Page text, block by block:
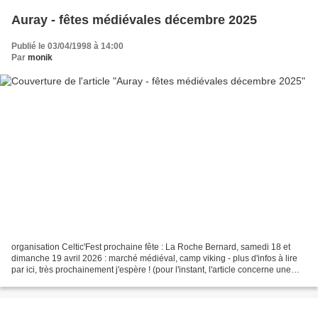
Auray - fêtes médiévales décembre 2025
Publié le 03/04/1998 à 14:00
Par monik
organisation Celtic'Fest prochaine fête : La Roche Bernard, samedi 18 et
dimanche 19 avril 2026 : marché médiéval, camp viking - plus d'infos à lire
par ici, très prochainement j'espère ! (pour l'instant, l'article concerne une